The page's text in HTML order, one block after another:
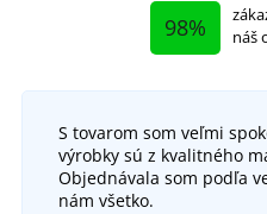
Zimná pracovná
98%
náš
S tovarom som veľmi
výrobky sú z kvalitného
Objednávala som podľa
nám všetko.